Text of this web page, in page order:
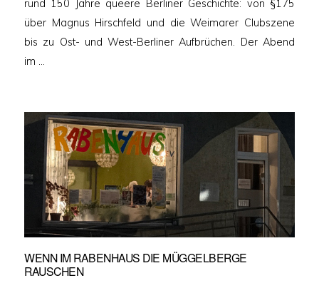
rund 150 Jahre queere Berliner Geschichte: von §175
über Magnus Hirschfeld und die Weimarer Clubszene
bis zu Ost- und West-Berliner Aufbrüchen. Der Abend
im …
WENN IM RABENHAUS DIE MÜGGELBERGE
RAUSCHEN